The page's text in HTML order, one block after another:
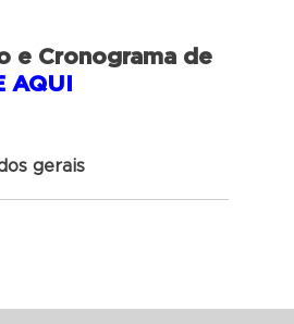
e Cronograma de
AQUI
gerais